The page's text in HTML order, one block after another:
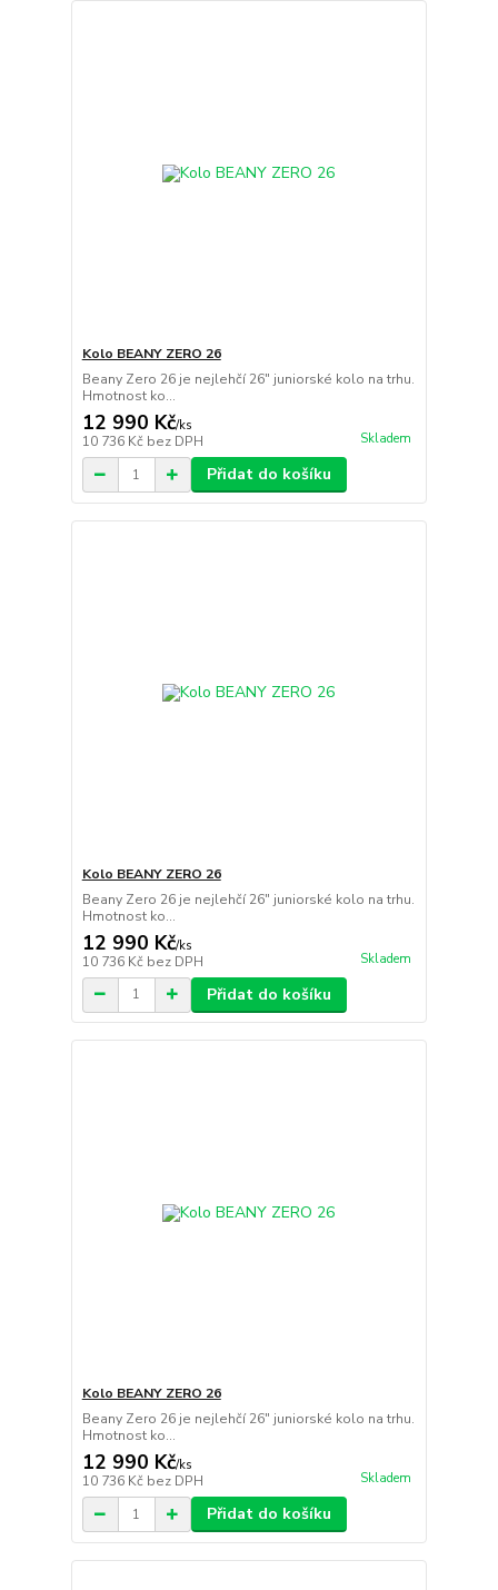
Kolo BEANY ZERO 26
Beany Zero 26 je nejlehčí 26" juniorské kolo na trhu.
Hmotnost ko...
12 990 Kč/ks
10 736 Kč bez DPH Skladem
Přidat do košíku
Kolo BEANY ZERO 26
Beany Zero 26 je nejlehčí 26" juniorské kolo na trhu.
Hmotnost ko...
12 990 Kč/ks
10 736 Kč bez DPH Skladem
Přidat do košíku
Kolo BEANY ZERO 26
Beany Zero 26 je nejlehčí 26" juniorské kolo na trhu.
Hmotnost ko...
12 990 Kč/ks
10 736 Kč bez DPH Skladem
Přidat do košíku